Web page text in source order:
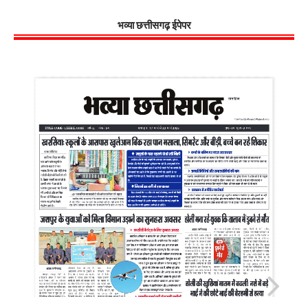
भव्या छत्तीसगढ़ ईपेपर